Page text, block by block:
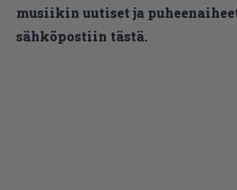
musiikin uutiset ja
sähköpostiin tästä.